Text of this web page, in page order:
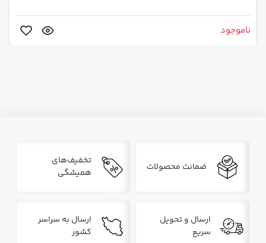
ناموجود
ضمانت محصولات
تخفیف‌های
همیشگی
ارسال و تحویل
سریع
ارسال به سراسر
کشور